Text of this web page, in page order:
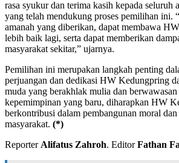
rasa syukur dan terima kasih kepada seluruh
yang telah mendukung proses pemilihan ini.
amanah yang diberikan, dapat membawa
lebih baik lagi, serta dapat memberikan
masyarakat sekitar,” ujarnya.
Pemilihan ini merupakan langkah penting
perjuangan dan dedikasi HW Kedungpring
muda yang berakhlak mulia dan
kepemimpinan yang baru, diharapkan HW
berkontribusi dalam pembangunan moral
masyarakat. (*)
Reporter Alifatus Zahroh. EditorFathan